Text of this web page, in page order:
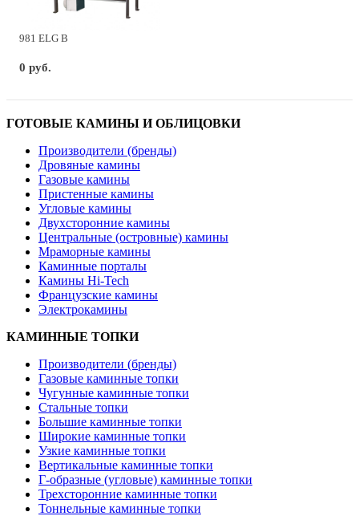
981 ELG B
0 руб.
ГОТОВЫЕ КАМИНЫ И ОБЛИЦОВКИ
Производители (бренды)
Дровяные камины
Газовые камины
Пристенные камины
Угловые камины
Двухсторонние камины
Центральные (островные) камины
Мраморные камины
Каминные порталы
Камины Hi-Tech
Французские камины
Электрокамины
КАМИННЫЕ ТОПКИ
Производители (бренды)
Газовые каминные топки
Чугунные каминные топки
Стальные топки
Большие каминные топки
Широкие каминные топки
Узкие каминные топки
Вертикальные каминные топки
Г-образные (угловые) каминные топки
Трехсторонние каминные топки
Тоннельные каминные топки